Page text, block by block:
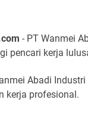
- PT Wanmei
pencari kerja
Abadi
kerja profesional.